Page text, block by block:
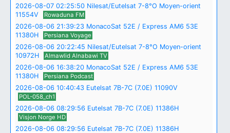
2026-08-07 02:25:50 Nilesat/Eutelsat 7-8°O Moyen-orient
11554V
Rowaduna FM
2026-08-06 21:39:23 MonacoSat 52E / Express AM6 53E
11380H
Persiana Voyage
2026-08-06 20:22:45 Nilesat/Eutelsat 7-8°O Moyen-orient
10972H
Almawlid Alnabawi TV
2026-08-06 16:38:20 MonacoSat 52E / Express AM6 53E
11380H
Persiana Podcast
2026-08-06 10:40:43 Eutelsat 7B-7C (7.0E) 11090V
POL-058_ch1
2026-08-06 08:29:56 Eutelsat 7B-7C (7.0E) 11386H
Visjon Norge HD
2026-08-06 08:29:56 Eutelsat 7B-7C (7.0E) 11386H